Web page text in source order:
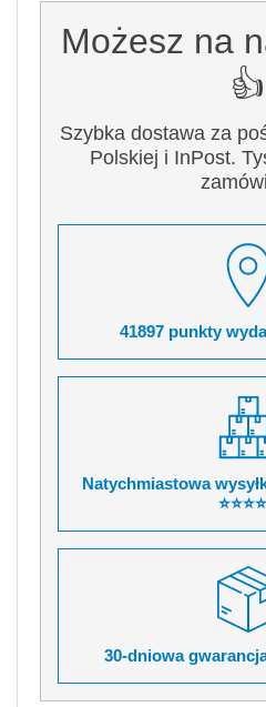
Możesz na
👍
Szybka dostawa za
Polskiej i InPost.
41897 punkty
Natychmiastowa
30-dniowa gwarancja